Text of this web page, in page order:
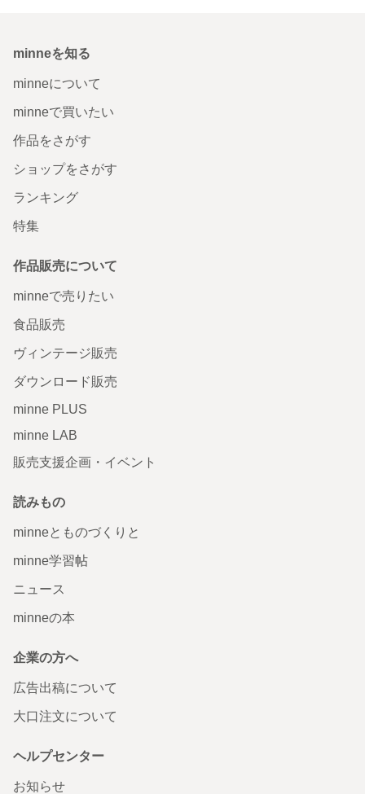
minneを知る
minneについて
minneで買いたい
作品をさがす
ショップをさがす
ランキング
特集
作品販売について
minneで売りたい
食品販売
ヴィンテージ販売
ダウンロード販売
minne PLUS
minne LAB
販売支援企画・イベント
読みもの
minneとものづくりと
minne学習帖
ニュース
minneの本
企業の方へ
広告出稿について
大口注文について
ヘルプセンター
お知らせ